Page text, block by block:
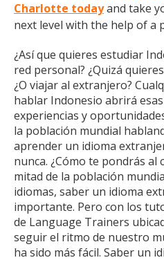
Charlotte todayand take
next level with the help of a
¿Así que quieres estudiar
red personal? ¿Quizá
¿O viajar al extranjero?
hablar Indonesio abrirá
experiencias y
la población mundial
aprender un idioma
nunca. ¿Cómo te pondrás al
mitad de la población
idiomas, saber un idioma
importante. Pero con los
de Language Trainers
seguir el ritmo de nuestro
ha sido más fácil. Saber un